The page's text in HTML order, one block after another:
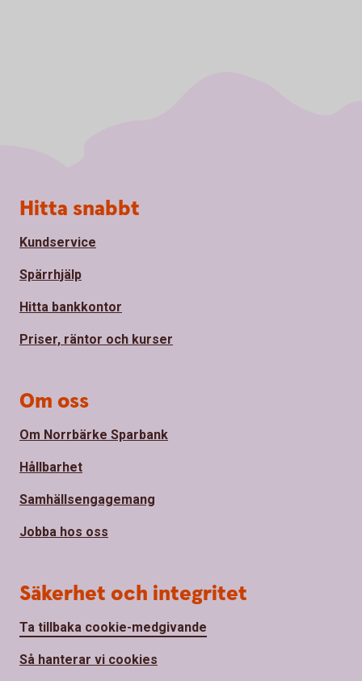
Sidfot
Hitta snabbt
Kundservice
Spärrhjälp
Hitta bankkontor
Priser, räntor och kurser
Om oss
Om Norrbärke Sparbank
Hållbarhet
Samhällsengagemang
Jobba hos oss
Säkerhet och integritet
Ta tillbaka cookie-medgivande
Så hanterar vi cookies